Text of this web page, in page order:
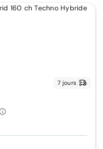
7 jours